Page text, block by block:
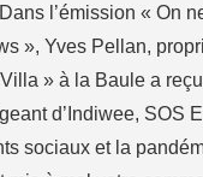
l’émission « On
», Yves Pellan,
» à la Baule a
d’Indiwee, SOS
sociaux et la